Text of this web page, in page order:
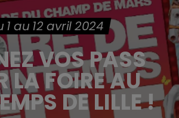
1 au 12 avril 2024
VOS PASS
LA FOIRE AU
DE LILLE !